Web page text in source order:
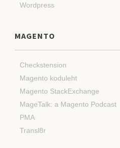
Wordpress
MAGENTO
Checkstension
Magento koduleht
Magento StackExchange
MageTalk: a Magento Podcast
PMA
Transl8r